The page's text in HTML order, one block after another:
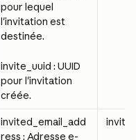
pour lequel
l'invitation est
destinée.
invite_uuid : UUID
pour l'invitation
créée.
invited_email_add
ress : Adresse e-
invite